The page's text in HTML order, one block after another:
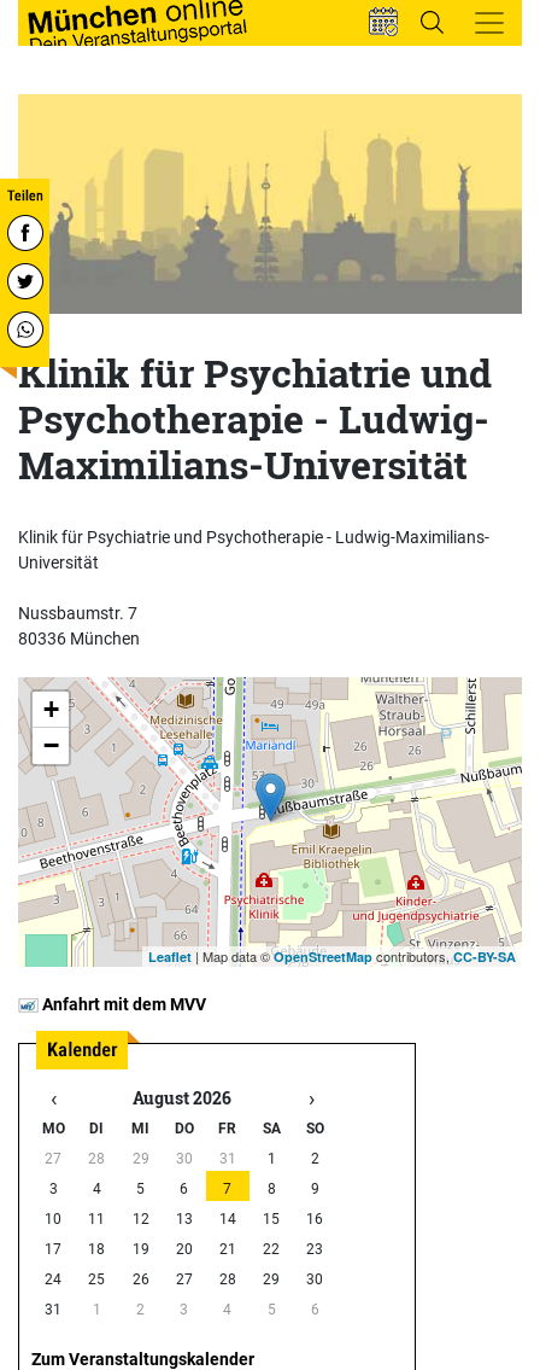
Klinik für Psychiatrie und
Psychotherapie - Ludwig-
Maximilians-Universität
Klinik für Psychiatrie und Psychotherapie - Ludwig-Maximilians-
Universität
Nussbaumstr. 7
80336 München
+
−
Leaflet | Map data ©OpenStreetMap contributors, CC-BY-SA
Anfahrt mit dem MVV
‹ August 2026 ›
MO DI MI DO FR SA
SO
27
28 29 30 31 1
2
3
4 5 6 7 8
9
10
11 12 13 14 15
16
17
18 19 20 21 22
23
24
25 26 27 28 29
30
31
1 2 3 4 5 6
Zum Veranstaltungskalender